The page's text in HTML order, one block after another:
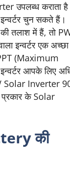
उपलब्ध कराता
चुन सकते हैं।
तलाश में हैं, तो
इन्वर्टर एक अच्छा
(Maximum
आपके लिए
Solar Inverter
प्रकार के Solar
की